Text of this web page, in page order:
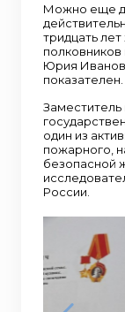
Можно еще
тридцать
Юрия
показателен.
один из
пожарного,
безопасной
России.